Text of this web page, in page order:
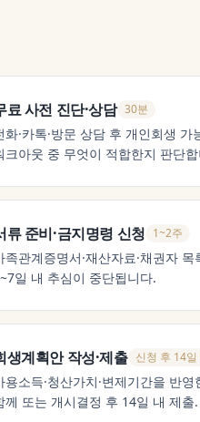
료 사전 진단·상담 30분
화·카톡·방문 상담 후 개인회생
크아웃 중 무엇이 적합한지 판단
류 준비·금지명령 신청 1~2주
족관계증명서·재산자료·채권자
일 내 추심이 중단됩니다.
생계획안 작성·제출 신청 후 14일
용소득·청산가치·변제기간을 반
께 또는 개시결정 후 14일 내 제출.